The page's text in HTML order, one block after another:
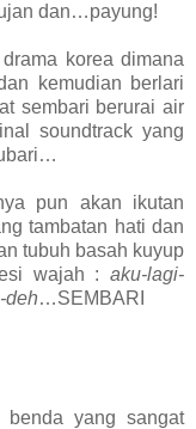
dan…payung!
korea dimana
kemudian berlari
sembari berurai air
soundtrack yang
pun akan ikutan
tambatan hati dan
tubuh basah kuyup
wajah : aku-lagi-
deh…SEMBARI
benda yang sangat